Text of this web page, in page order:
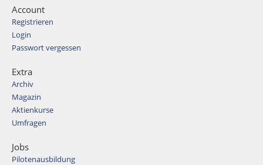
Account
Registrieren
Login
Passwort vergessen
Extra
Archiv
Magazin
Aktienkurse
Umfragen
Jobs
Pilotenausbildung